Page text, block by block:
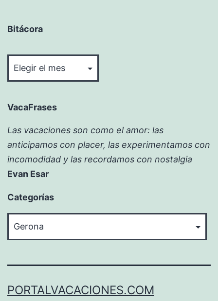
Bitácora
VacaFrases
Las vacaciones son como el amor: las
anticipamos con placer, las experimentamos con
incomodidad y las recordamos con nostalgia
Evan Esar
Categorías
PORTALVACACIONES.COM